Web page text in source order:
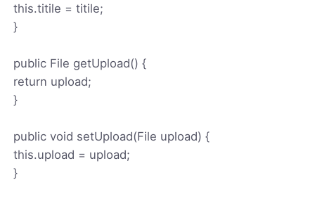
this.titile = titile;
}
public File getUpload() {
return upload;
}
public void setUpload(File upload) {
this.upload = upload;
}